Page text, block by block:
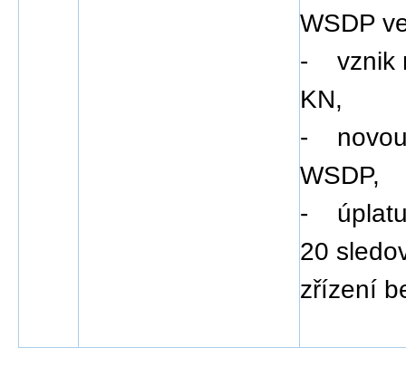
WSDP
- vznik
KN,
- novou
WSDP,
- úplatu
20
zřízení